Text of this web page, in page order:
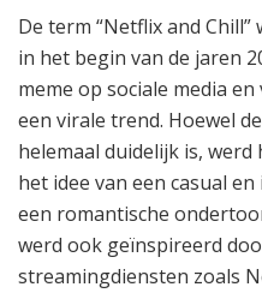
De term “Netflix and
in het begin van de jaren
meme op sociale media
een virale trend. Hoewel
helemaal duidelijk is,
het idee van een casual
een romantische
werd ook geïnspireerd
streamingdiensten zoals